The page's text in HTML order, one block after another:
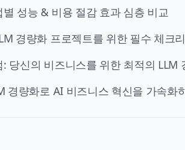
별 성능 & 비용 절감 효과 심층 비교
경량화 프로젝트를 위한 필수 체크
: 당신의 비즈니스를 위한 최적의 LLM
경량화로 AI 비즈니스 혁신을 가속화